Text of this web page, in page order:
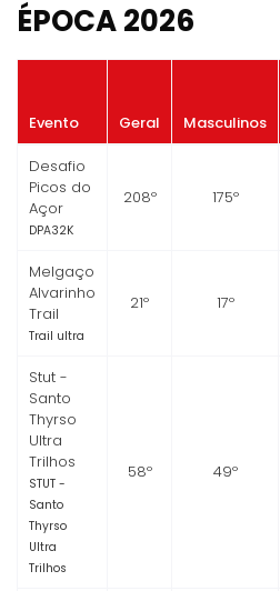
ÉPOCA 2026
Evento Geral Masculinos
Desafio
Picos do
Açor
DPA32K
208º 175º
Melgaço
Alvarinho
Trail
Trail ultra
21º 17º
Stut -
Santo
Thyrso
Ultra
Trilhos
STUT -
Santo
Thyrso
Ultra
Trilhos
58º 49º